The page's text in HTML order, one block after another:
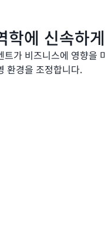
학에 신속하
트가 비즈니스에 영향을
환경을 조정합니다.